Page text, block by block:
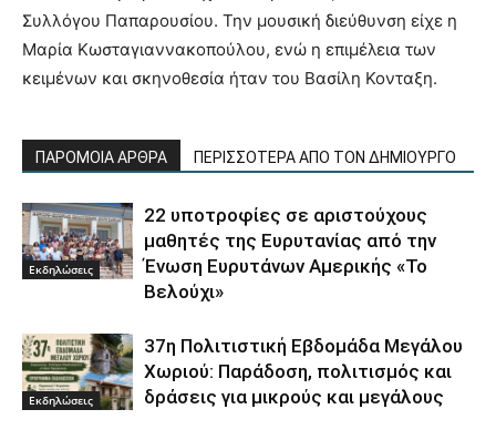
Συλλόγου Παπαρουσίου. Την μουσική διεύθυνση είχε η
Μαρία Κωσταγιαννακοπούλου, ενώ η επιμέλεια των
κειμένων και σκηνοθεσία ήταν του Βασίλη Κονταξη.
ΠΑΡΟΜΟΙΑ ΑΡΘΡΑ ΠΕΡΙΣΣΟΤΕΡΑ ΑΠΟ ΤΟΝ ΔΗΜΙΟΥΡΓΟ
Εκδηλώσεις
22 υποτροφίες σε αριστούχους
μαθητές της Ευρυτανίας από την
Ένωση Ευρυτάνων Αμερικής «Το
Βελούχι»
Εκδηλώσεις
37η Πολιτιστική Εβδομάδα Μεγάλου
Χωριού: Παράδοση, πολιτισμός και
δράσεις για μικρούς και μεγάλους